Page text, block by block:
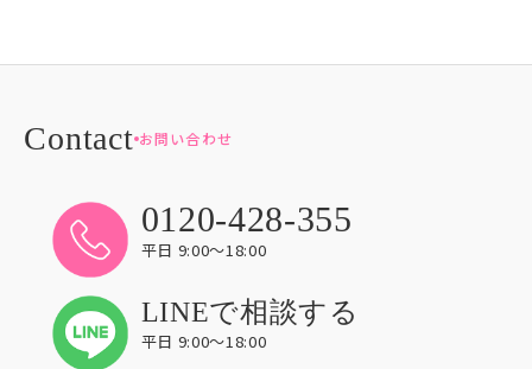
お問い合わせ
0120-428-355
平日 9:00〜18:00
LINEで相談する
平日 9:00〜18:00